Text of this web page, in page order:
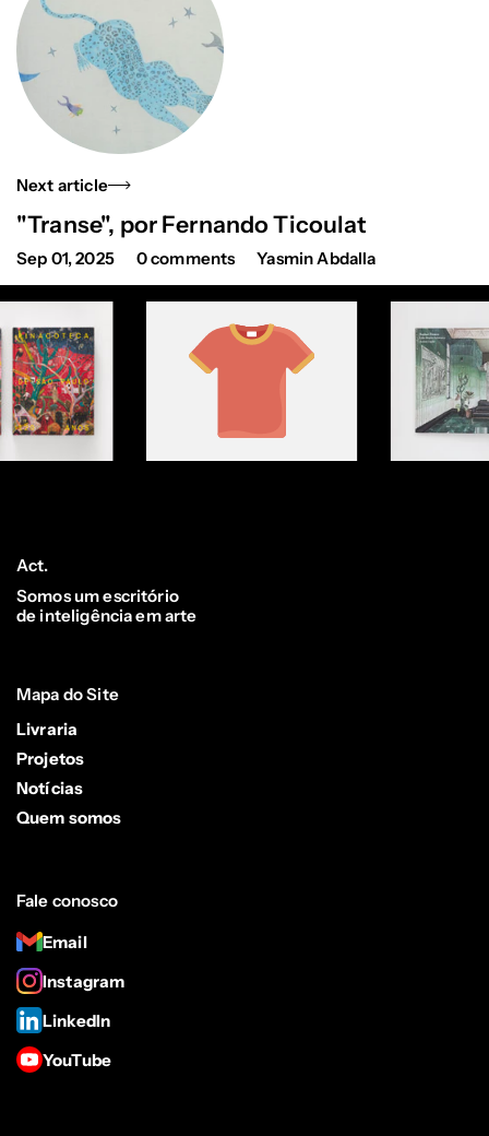
Next article
"Transe", por Fernando Ticoulat
Sep 01, 2025 0 comments Yasmin Abdalla
Act.
Somos um escritório
de inteligência em arte
Mapa do Site
Livraria
Projetos
Notícias
Quem somos
Fale conosco
Email
Instagram
LinkedIn
YouTube